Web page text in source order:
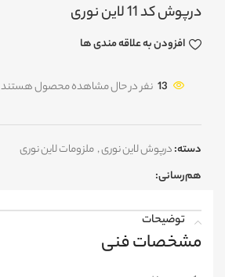
درپوش کد 11 لاین نوری
افزودن به علاقه مندی ها
13 نفر در حال مشاهده محصول هستند
دسته:درپوش لاین نوری, ملزومات لاین نوری
هم‌رسانی:
توضیحات
مشخصات فنی